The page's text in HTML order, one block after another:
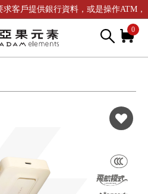
客戶提供銀行資料，或是操作ATM，
我們或是165反詐騙電話查證！ 0